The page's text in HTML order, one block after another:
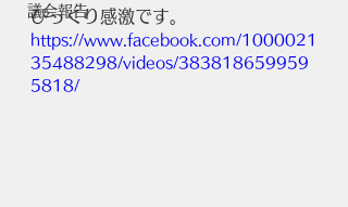
議会報告
びっくり感激です。
https://www.facebook.com/1000021
35488298/videos/383818659959
5818/